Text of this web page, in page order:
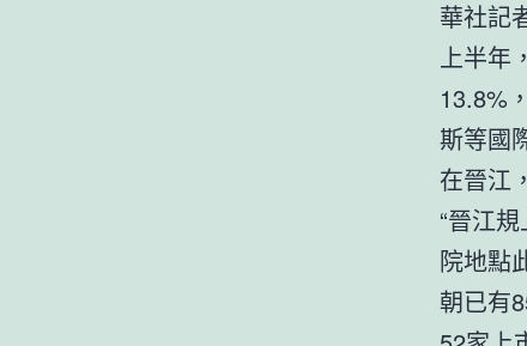
華社記
上半年
13.8%
斯等國
在晉江
“晉江
院地點
朝已有